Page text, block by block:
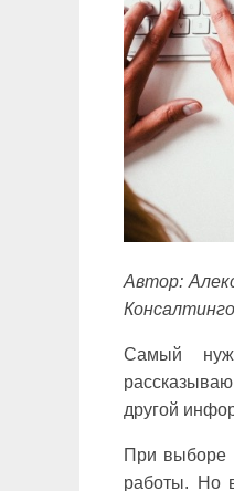
Автор:
Самый
другой
При выборе
работы. Но